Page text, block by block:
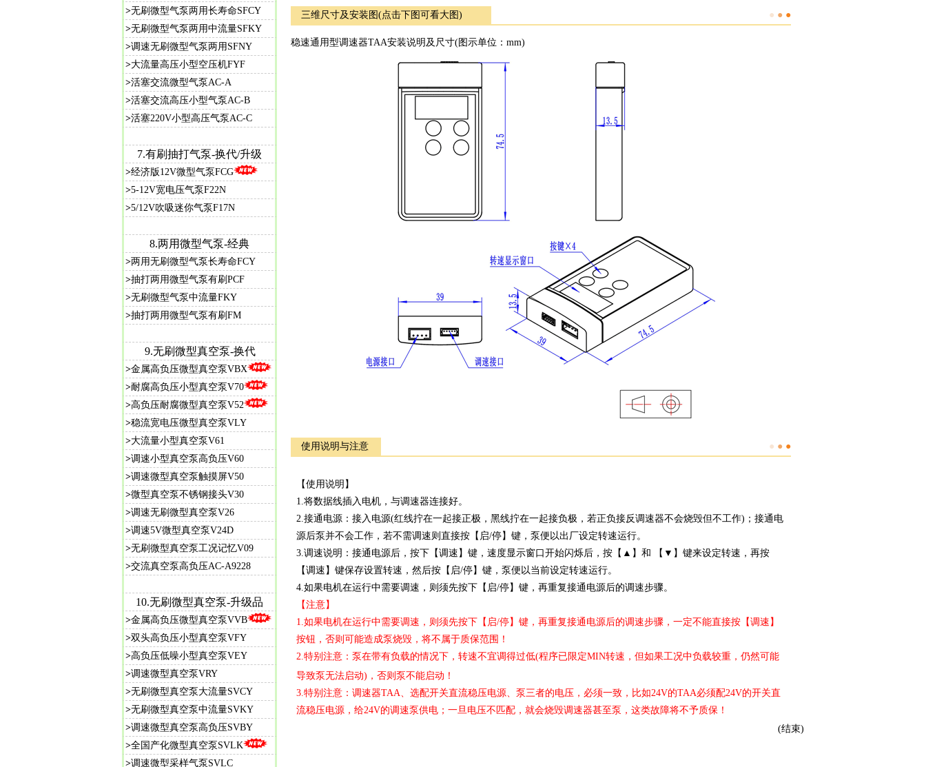
三维尺寸及安装图(点击下图可看大图) ● ● ●
稳速通用型调速器TAA安装说明及尺寸(图示单位：mm)
使用说明与注意 ● ● ●
【使用说明】
1.将数据线插入电机，与调速器连接好。
2.接通电源：接入电源(红线拧在一起接正极，黑线拧在一起接负极，若正负接反调速器不会烧毁但不工作)；接通电
源后泵并不会工作，若不需调速则直接按【启/停】键，泵便以出厂设定转速运行。
3.调速说明：接通电源后，按下【调速】键，速度显示窗口开始闪烁后，按【▲】和 【▼】键来设定转速，再按
【调速】键保存设置转速，然后按【启/停】键，泵便以当前设定转速运行。
4.如果电机在运行中需要调速，则须先按下【启/停】键，再重复接通电源后的调速步骤。
【注意】
1.如果电机在运行中需要调速，则须先按下【启/停】键，再重复接通电源后的调速步骤，一定不能直接按【调速】
按钮，否则可能造成泵烧毁，将不属于质保范围！
2.特别注意：泵在带有负载的情况下，转速不宜调得过低(程序已限定MIN转速，但如果工况中负载较重，仍然可能
导致泵无法启动)，否则泵不能启动！
3.特别注意：调速器TAA、选配开关直流稳压电源、泵三者的电压，必须一致，比如24V的TAA必须配24V的开关直
流稳压电源，给24V的调速泵供电；一旦电压不匹配，就会烧毁调速器甚至泵，这类故障将不予质保！
(结束)
>无刷微型气泵两用长寿命SFCY
>无刷微型气泵两用中流量SFKY
>调速无刷微型气泵两用SFNY
>大流量高压小型空压机FYF
>活塞交流微型气泵AC-A
>活塞交流高压小型气泵AC-B
>活塞220V小型高压气泵AC-C
7.有刷抽打气泵-换代/升级
>经济版12V微型气泵FCG
>5-12V宽电压气泵F22N
>5/12V吹吸迷你气泵F17N
8.两用微型气泵-经典
>两用无刷微型气泵长寿命FCY
>抽打两用微型气泵有刷PCF
>无刷微型气泵中流量FKY
>抽打两用微型气泵有刷FM
9.无刷微型真空泵-换代
>金属高负压微型真空泵VBX
>耐腐高负压小型真空泵V70
>高负压耐腐微型真空泵V52
>稳流宽电压微型真空泵VLY
>大流量小型真空泵V61
>调速小型真空泵高负压V60
>调速微型真空泵触摸屏V50
>微型真空泵不锈钢接头V30
>调速无刷微型真空泵V26
>调速5V微型真空泵V24D
>无刷微型真空泵工况记忆V09
>交流真空泵高负压AC-A9228
10.无刷微型真空泵-升级品
>金属高负压微型真空泵VVB
>双头高负压小型真空泵VFY
>高负压低噪小型真空泵VEY
>调速微型真空泵VRY
>无刷微型真空泵大流量SVCY
>无刷微型真空泵中流量SVKY
>调速微型真空泵高负压SVBY
>全国产化微型真空泵SVLK
>调速微型采样气泵SVLC